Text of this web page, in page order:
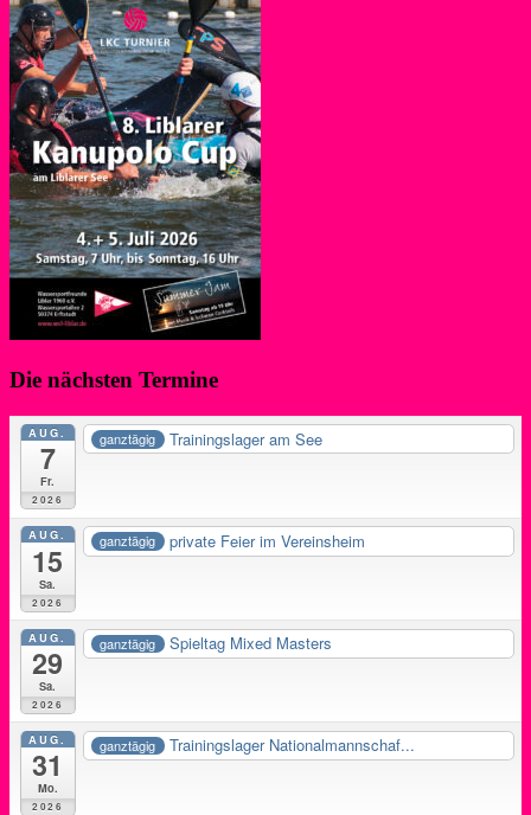
Die nächsten Termine
AUG.
7
Fr.
2026
ganztägig Trainingslager am See
AUG.
15
Sa.
2026
ganztägig private Feier im Vereinsheim
AUG.
29
Sa.
2026
ganztägig Spieltag Mixed Masters
AUG.
31
Mo.
2026
ganztägig Trainingslager Nationalmannschaf...